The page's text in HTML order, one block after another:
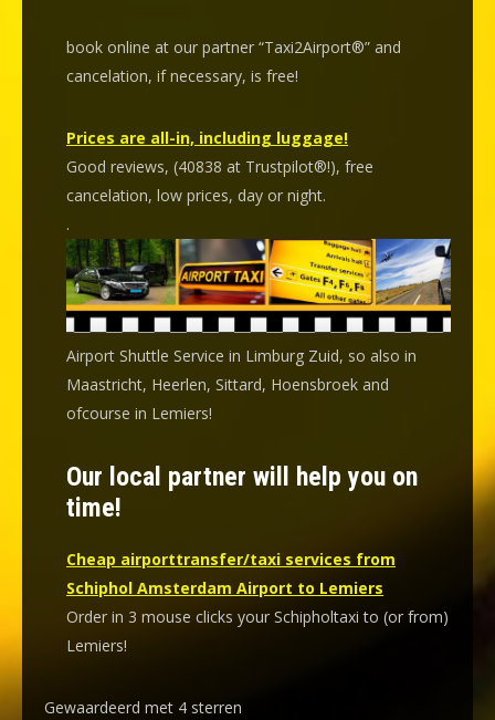
book online at our partner “Taxi2Airport®” and
cancelation, if necessary, is free!
Prices are all-in, including luggage!
Good reviews, (40838 at Trustpilot®!), free
cancelation, low prices, day or night.
.
Airport Shuttle Service in Limburg Zuid, so also in
Maastricht, Heerlen, Sittard, Hoensbroek and
ofcourse in Lemiers!
Our local partner will help you on
time!
Cheap airporttransfer/taxi services from
Schiphol Amsterdam Airport to Lemiers
Order in 3 mouse clicks your Schipholtaxi to (or from)
Lemiers!
Gewaardeerd met 4 sterren